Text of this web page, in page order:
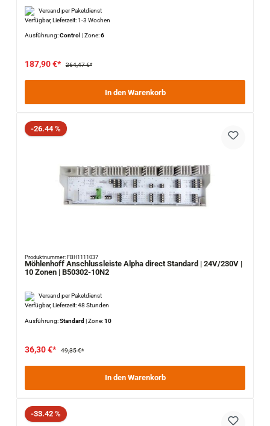
Versand per Paketdienst
Verfügbar, Lieferzeit: 1-3 Wochen
Ausführung:Control |Zone:6
187,90 €* 264,47 €*
In den Warenkorb
Rabatt
-26.44 %
Produktnummer: FBH1111037
Möhlenhoff Anschlussleiste Alpha direct Standard | 24V/230V |
10 Zonen | B50302-10N2
Versand per Paketdienst
Verfügbar, Lieferzeit: 48 Stunden
Ausführung:Standard |Zone:10
36,30 €* 49,35 €*
In den Warenkorb
Rabatt
-33.42 %